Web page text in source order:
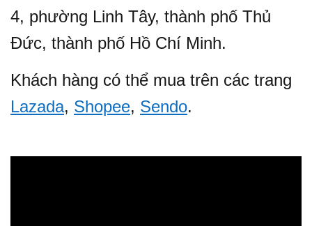
4, phường Linh Tây, thành phố Thủ
Đức, thành phố Hồ Chí Minh.
Khách hàng có thể mua trên các trang
Lazada, Shopee, Sendo.